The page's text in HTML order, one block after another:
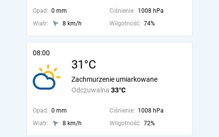
Opad: 0 mm Ciśnienie: 1008 hPa
Wiatr:
8 km/h Wilgotność: 74%
08:00
31°C
Odczuwalna 33°C
Zachmurzenie umiarkowane
Opad: 0 mm Ciśnienie: 1008 hPa
Wiatr:
8 km/h Wilgotność: 72%